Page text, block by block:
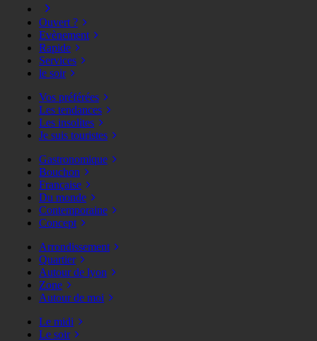
Ouvert ?
Evènement
Rapide
Services
le soir
Vos préférées
Les tendances
Les insolites
Je suis touristes
Gastronomique
Bouchon
Française
Du monde
Contemporaine
Concept
Arrondissement
Quartier
Autour de lyon
Zone
Autour de moi
Le midi
Le soir